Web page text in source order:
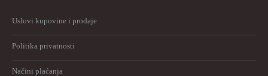
Uslovi kupovine i prodaje
Politika privatnosti
Načini plaćanja